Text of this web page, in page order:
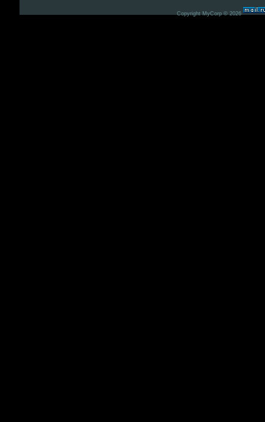
Copyright MyCorp © 2026